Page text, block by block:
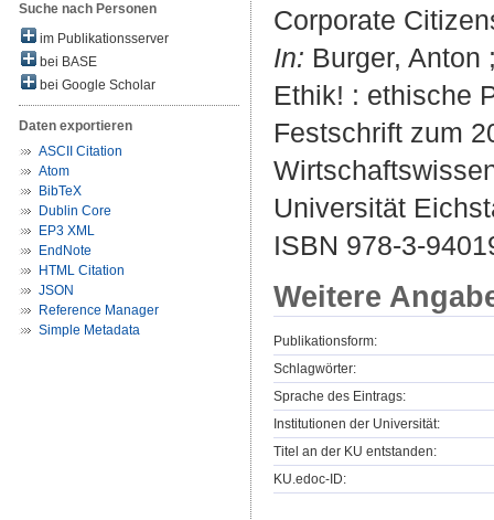
Suche nach Personen
im Publikationsserver
bei BASE
bei Google Scholar
Daten exportieren
ASCII Citation
Atom
BibTeX
Dublin Core
EP3 XML
EndNote
HTML Citation
JSON
Reference Manager
Simple Metadata
Corporate
In: Burger, Anton
Ethik! : ethische
Festschrift zum
Universität
ISBN 978-3-
Weitere
Publikationsform:
Schlagwörter:
Sprache des Eintrags:
Institutionen der Universität:
Titel an der KU entstanden:
KU.edoc-ID: